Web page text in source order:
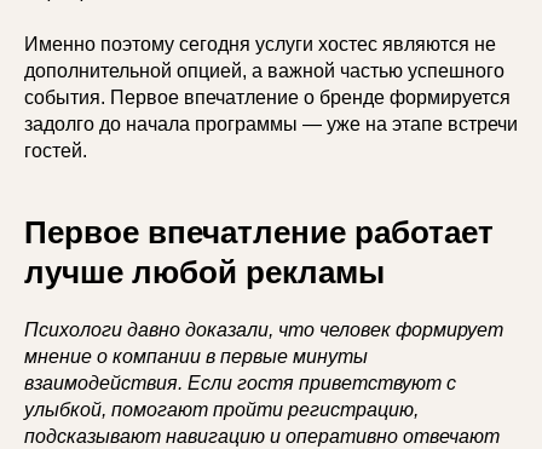
Именно поэтому сегодня услуги хостес являются не
дополнительной опцией, а важной частью успешного
события. Первое впечатление о бренде формируется
задолго до начала программы — уже на этапе встречи
гостей.
Первое впечатление работает
лучше любой рекламы
Психологи давно доказали, что человек формирует
мнение о компании в первые минуты
взаимодействия. Если гостя приветствуют с
улыбкой, помогают пройти регистрацию,
подсказывают навигацию и оперативно отвечают